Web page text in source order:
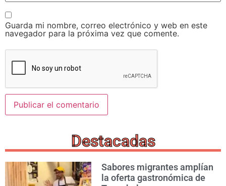
Guarda mi nombre, correo electrónico y web en este
navegador para la próxima vez que comente.
Destacadas
Sabores migrantes amplían
la oferta gastronómica de